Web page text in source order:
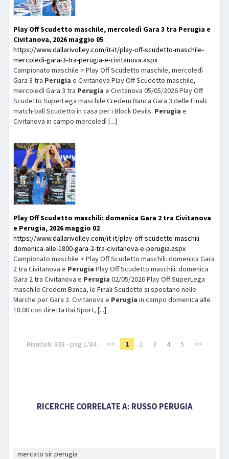
Play Off Scudetto maschile, mercoledì Gara 3 tra Perugia e
Civitanova, 2026 maggio 05
https://www.dallarivolley.com/it-it/play-off-scudetto-maschile-
mercoledi-gara-3-tra-perugia-e-civitanova.aspx
Campionato maschile > Play Off Scudetto maschile, mercoledì
Gara 3 tra Perugia e Civitanova Play Off Scudetto maschile,
mercoledì Gara 3 tra Perugia e Civitanova 05/05/2026 Play Off
Scudetto SuperLega maschile Credem Banca Gara 3 delle Finali:
match-ball Scudetto in casa per i Block Devils. Perugia e
Civitanova in campo mercoledì [...]
Play Off Scudetto maschili: domenica Gara 2 tra Civitanova
e Perugia, 2026 maggio 02
https://www.dallarivolley.com/it-it/play-off-scudetto-maschili-
domenica-alle-1800-gara-2-tra-civitanova-e-perugia.aspx
Campionato maschile > Play Off Scudetto maschili: domenica Gara
2 tra Civitanova e Perugia Play Off Scudetto maschili: domenica
Gara 2 tra Civitanova e Perugia 02/05/2026 Play Off SuperLega
maschile Credem Banca, le Finali Scudetto si spostano nelle
Marche per Gara 2. Civitanova e Perugia in campo domenica alle
18.00 con diretta Rai Sport, [...]
Risultati: 838 - pag 1/84 << 1 2 3 4 5 >>
RICERCHE CORRELATE A: RUSSO PERUGIA
mercato sir perugia